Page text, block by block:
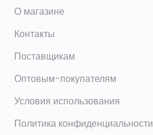
О магазине
Контакты
Поставщикам
Оптовым-покупателям
Условия использования
Политика конфиденциальности